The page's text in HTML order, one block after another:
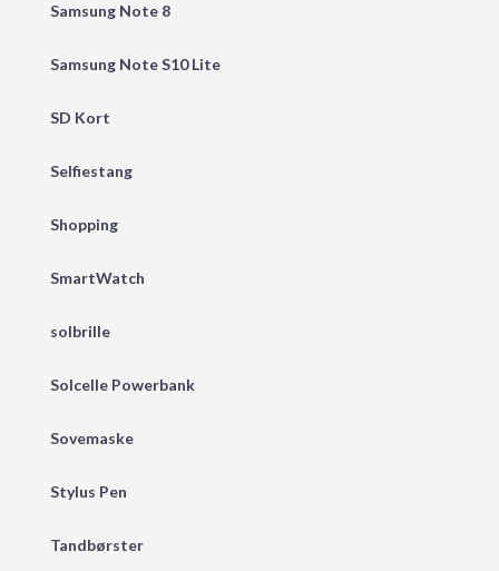
Samsung Note 8
Samsung Note S10 Lite
SD Kort
Selfiestang
Shopping
SmartWatch
solbrille
Solcelle Powerbank
Sovemaske
Stylus Pen
Tandbørster